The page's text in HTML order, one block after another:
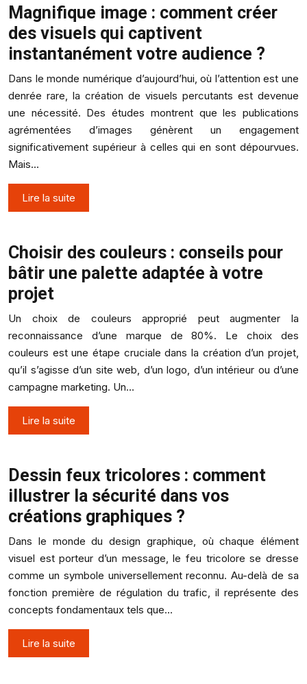
Magnifique image : comment créer
des visuels qui captivent
instantanément votre audience ?
Dans le monde numérique d’aujourd’hui, où l’attention est une
denrée rare, la création de visuels percutants est devenue
une nécessité. Des études montrent que les publications
agrémentées d’images génèrent un engagement
significativement supérieur à celles qui en sont dépourvues.
Mais…
Lire la suite
Choisir des couleurs : conseils pour
bâtir une palette adaptée à votre
projet
Un choix de couleurs approprié peut augmenter la
reconnaissance d’une marque de 80%. Le choix des
couleurs est une étape cruciale dans la création d’un projet,
qu’il s’agisse d’un site web, d’un logo, d’un intérieur ou d’une
campagne marketing. Un…
Lire la suite
Dessin feux tricolores : comment
illustrer la sécurité dans vos
créations graphiques ?
Dans le monde du design graphique, où chaque élément
visuel est porteur d’un message, le feu tricolore se dresse
comme un symbole universellement reconnu. Au-delà de sa
fonction première de régulation du trafic, il représente des
concepts fondamentaux tels que…
Lire la suite